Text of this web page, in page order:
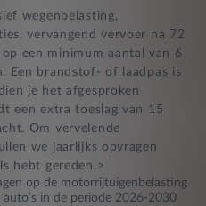
wegenbelasting,
vervangend vervoer na 72
een minimum aantal van 6
Een brandstof- of laadpas is
je het afgesproken
een extra toeslag van 15
Om vervelende
we jaarlijks opvragen
hebt gereden.>
op de motorrijtuigenbelasting
in de periode 2026-2030